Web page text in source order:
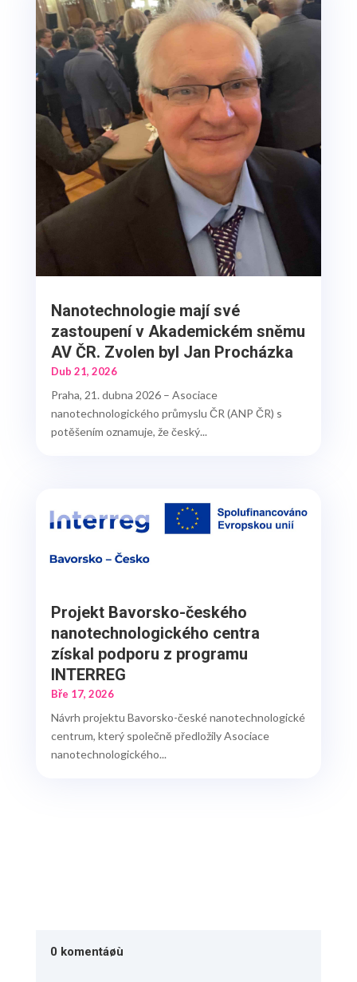
Nanotechnologie mají své
zastoupení v Akademickém sněmu
AV ČR. Zvolen byl Jan Procházka
Dub 21, 2026
Praha, 21. dubna 2026 – Asociace
nanotechnologického průmyslu ČR (ANP ČR) s
potěšením oznamuje, že český...
Projekt Bavorsko-českého
nanotechnologického centra
získal podporu z programu
INTERREG
Bře 17, 2026
Návrh projektu Bavorsko-české nanotechnologické
centrum, který společně předložily Asociace
nanotechnologického...
0 komentáøù